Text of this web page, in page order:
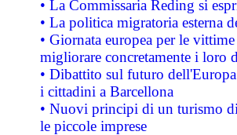
• La Commissaria Reding si
• La politica migratoria esterna
• Giornata europea per le
migliorare concretamente i loro
• Dibattito sul futuro
i cittadini a Barcellona
• Nuovi principi di un turismo
le piccole imprese